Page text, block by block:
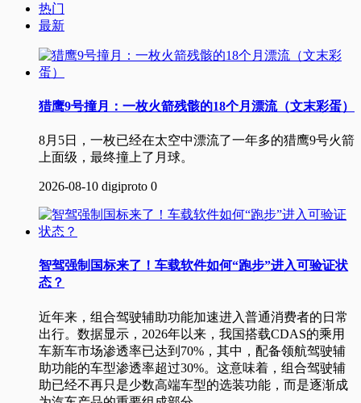
热门
最新
猎鹰9号撞月：一枚火箭残骸的18个月漂流（文末彩蛋）
8月5日，一枚已经在太空中漂流了一年多的猎鹰9号火箭
上面级，最终撞上了月球。
2026-08-10 digiproto 0
智驾强制国标来了！车载软件如何“跑步”进入可验证状
态？
近年来，组合驾驶辅助功能加速进入普通消费者的日常
出行。数据显示，2026年以来，我国搭载CDAS的乘用
车新车市场渗透率已达到70%，其中，配备领航驾驶辅
助功能的车型渗透率超过30%。这意味着，组合驾驶辅
助已经不再只是少数高端车型的选装功能，而是逐渐成